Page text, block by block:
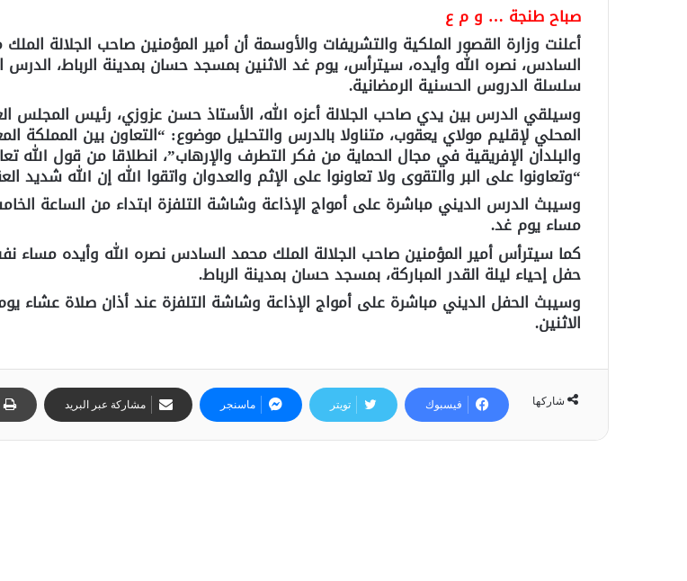
صباح طنجة … و م ع
أعلنت وزارة القصور الملكية والتشريفات والأوسمة أن أمير المؤمنين صاحب الجلالة
السادس، نصره الله وأيده، سيترأس، يوم غد الاثنين بمسجد حسان بمدينة الرباط، الدرس
سلسلة الدروس الحسنية الرمضانية.
وسيلقي الدرس بين يدي صاحب الجلالة أعزه الله، الأستاذ حسن عزوزي، رئيس المجلس
المحلي لإقليم مولاي يعقوب، متناولا بالدرس والتحليل موضوع: “التعاون بين المملكة
والبلدان الإفريقية في مجال الحماية من فكر التطرف والإرهاب”، انطلاقا من قول الله
“وتعاونوا على البر والتقوى ولا تعاونوا على الإثم والعدوان واتقوا الله إن الله شديد
وسيبث الدرس الديني مباشرة على أمواج الإذاعة وشاشة التلفزة ابتداء من الساعة
مساء يوم غد.
كما سيترأس أمير المؤمنين صاحب الجلالة الملك محمد السادس نصره الله وأيده مساء
حفل إحياء ليلة القدر المباركة، بمسجد حسان بمدينة الرباط.
وسيبث الحفل الديني مباشرة على أمواج الإذاعة وشاشة التلفزة عند أذان صلاة عشاء
الاثنين.
شاركها فيسبوك تويتر ماسنجر مشاركة عبر البريد